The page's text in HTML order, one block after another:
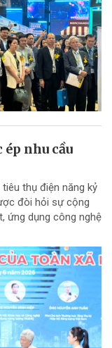
nhu cầu
thụ điện năng kỷ
đòi hỏi sự cộng
ứng dụng công nghệ